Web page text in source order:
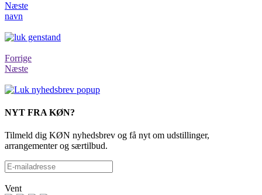
Næste
navn
Forrige
Næste
NYT FRA KØN?
Tilmeld dig KØN nyhedsbrev og få nyt om udstillinger,
arrangementer og særtilbud.
Vent